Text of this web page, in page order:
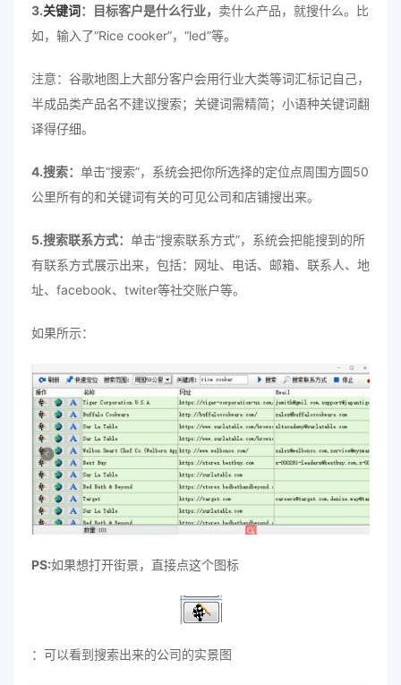
3.关键词：目标客户是什么行业， 卖什么产品，就搜什么。比
如，输入了“Rice cooker”，“led”等。
注意：谷歌地图上大部分客户会用行业大类等词汇标记自己，
半成品类产品名不建议搜索；关键词需精简；小语种关键词翻
译得仔细。
4.搜索： 单击“搜索”，系统会把你所选择的定位点周围方圆50
公里所有的和关键词有关的可见公司和店铺搜出来。
5.搜索联系方式： 单击“搜索联系方式”，系统会把能搜到的所
有联系方式展示出来，包括：网址、电话、邮箱、联系人、地
址、facebook、twiter等社交账户等。
如果所示：
PS:如果想打开街景，直接点这个图标
：可以看到搜索出来的公司的实景图